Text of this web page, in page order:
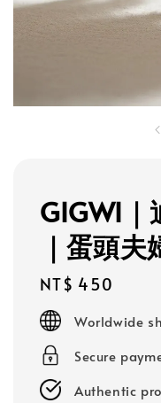
GIGWI｜
｜蛋頭
Regular
price
NT$ 450
Worldwide
Secure
Authentic